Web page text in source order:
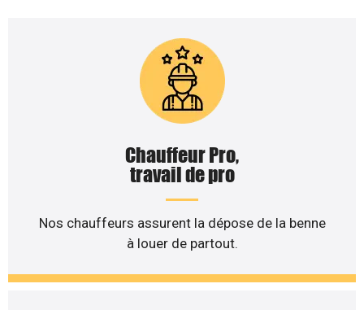
Chauffeur Pro,
travail de pro
Nos chauffeurs assurent la dépose de la benne
à louer de partout.